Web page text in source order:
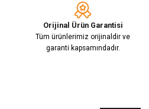
Orijinal Ürün Garantisi
Tüm ürünlerimiz orijinaldir ve
garanti kapsamındadır.